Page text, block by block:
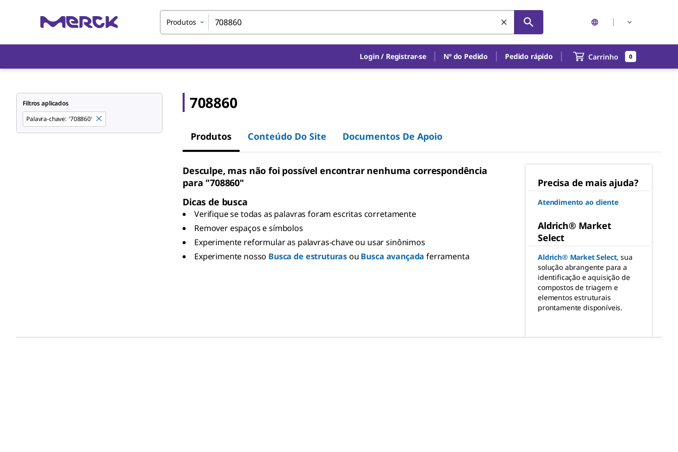
Produtos
Login / Registrar-se Nº do Pedido Pedido rápido Carrinho 0
Filtros aplicados
Palavra-chave: '708860'
708860
Produtos Conteúdo Do Site Documentos De Apoio
Desculpe, mas não foi possível encontrar nenhuma correspondência
para "708860"
Dicas de busca
Verifique se todas as palavras foram escritas corretamente
Remover espaços e símbolos
Experimente reformular as palavras-chave ou usar sinônimos
Experimente nosso Busca de estruturasou Busca avançada ferramenta
Precisa de mais ajuda?
Atendimento ao cliente
Aldrich® Market
Select
Aldrich® Market Select, sua
solução abrangente para a
identificação e aquisição de
compostos de triagem e
elementos estruturais
prontamente disponíveis.